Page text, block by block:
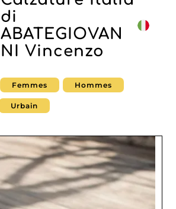
di
ABATEGIOVAN
NI Vincenzo
Femmes Hommes
Urbain